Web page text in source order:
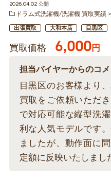
2026.04.02 公開
ドラム式洗濯機/洗濯機 買取実績
出張買取 大和本店 目黒区
買取価格 6,000円
担当バイヤーからのコメ
目黒区のお客様より
買取をご依頼いただ
で対応可能な縦型洗
利な人気モデルです
ましたが、動作面に
定額に反映いたしまし